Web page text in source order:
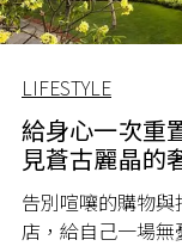
LIFESTYLE
給身心一次重
見蒼古麗晶的
告別喧嚷的購物
店，給自己一場無